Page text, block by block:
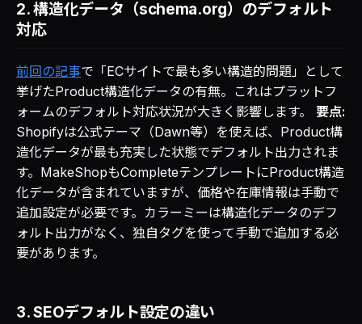
2. 構造化データ（schema.org）のデフォルト
対応
前回の記事で「ECサイトで最も多い構造的問題」として
挙げたProduct構造化データの有無。これはプラットフ
ォームのデフォルト対応状況が大きく影響します。 要点:
Shopifyは公式テーマ（Dawn等）を使えば、Product構
造化データが最も充実した状態でデフォルト出力されま
す。MakeShopもCompleteテンプレートにProduct構造
化データが含まれていますが、価格や在庫情報は手動で
追加設定が必要です。カラーミーは構造化データのデフ
ォルト出力がなく、独自タグを使って手動で追加する必
要があります。
3. SEOデフォルト設定の違い